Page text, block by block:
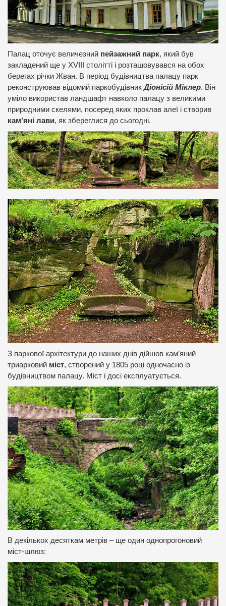
Палац оточує величезний пейзажний парк, який був
закладений ще у XVIII столітті і розташовувався на обох
берегах річки Жван. В період будівництва палацу парк
реконструював відомий паркобудівникДіонісій Міклер. Він
уміло використав ландшафт навколо палацу з великими
природними скелями, посеред яких проклав алеї і створив
кам’яні лави, як збереглися до сьогодні.
З паркової архітектури до наших днів дійшов кам’яний
триарковий міст, створений у 1805 році одночасно із
будівництвом палацу. Міст і досі експлуатується.
В декількох десяткам метрів – ще один однопрогоновий
міст-шлюз: